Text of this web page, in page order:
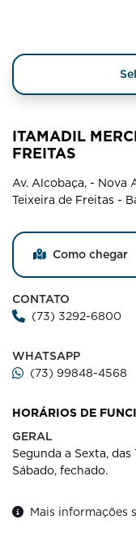
ITAMADIL
FREITAS
Av. Alcobaça, - Nova
Teixeira de Freitas -
Como chegar
CONTATO
(73) 3292-6800
WHATSAPP
(73) 99848-4568
HORÁRIOS DE
GERAL
Segunda a Sexta, das
Sábado, fechado.
Mais informações